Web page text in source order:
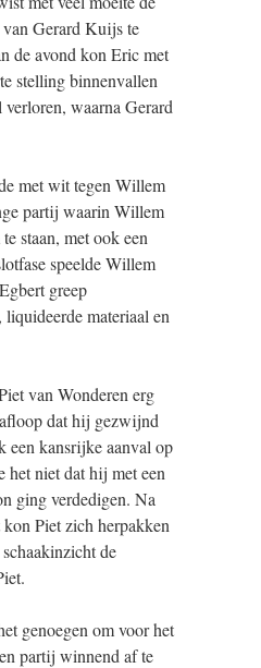
Gerard Kuijs te
de avond kon Eric met
stelling binnenvallen
waarna Gerard
met wit tegen Willem
partij waarin Willem
staan, met ook een
speelde Willem
greep
materiaal en
van Wonderen erg
dat hij gezwijnd
een kansrijke aanval op
het niet dat hij met een
ging verdedigen. Na
kon Piet zich herpakken
de
genoegen om voor het
partij winnend af te